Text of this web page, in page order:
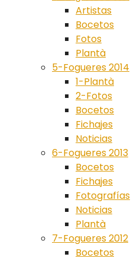
Artistas
Bocetos
Fotos
Plantà
5-Fogueres 2014
1-Plantà
2-Fotos
Bocetos
Fichajes
Noticias
6-Fogueres 2013
Bocetos
Fichajes
Fotografías
Noticias
Plantà
7-Fogueres 2012
Bocetos